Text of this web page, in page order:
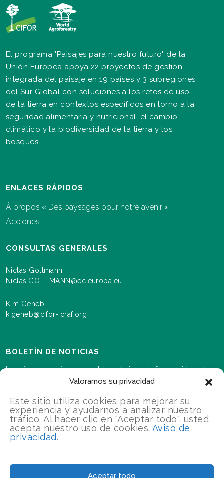
Valoramos su privacidad
Este sitio utiliza cookies para mejorar su
experiencia y ayudarnos a analizar nuestro
tráfico. Al hacer clic en "Aceptar todo", usted
acepta nuestro uso de cookies. Aviso de
privacidad.
Aceptar todo
El programa "Paisajes para nuestro futuro" de la
Unión Europea apoya 22 proyectos de gestión
integrada del paisaje en 19 países y 3 subregiones
del Sur Global con soluciones a los retos de uso
de la tierra en contextos específicos en torno a la
seguridad alimentaria y nutricional, el cambio
climático y la biodiversidad de la tierra y los
bosques.
ENLACES RÁPIDOS
À propos « Des paysages pour notre avenir »
Acciones
CONSULTAS GENERALES
Niclas Gottmann
Niclas.GOTTMANN@ec.europa.eu
Kim Geheb
k.geheb@cifor-icraf.org
BOLETÍN DE NOTICIAS
Inscríbase aquí para recibir noticias e información sobre
los eventos y los avances a medida que se desarrolla el
INSCRÍBETE
reservados